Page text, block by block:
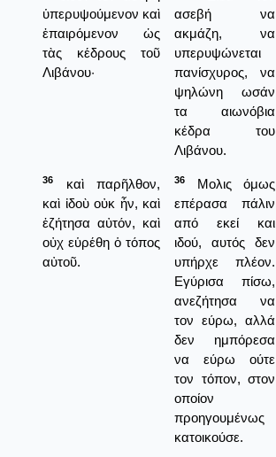
ὑπερυψούμενον καὶ
ἐπαιρόμενον ὡς
τὰς κέδρους τοῦ
Λιβάνου·
ασεβή να
ακμάζη, να
υπερυψώνεται
πανίσχυρος, να
ψηλώνη ωσάν
τα αιωνόβια
κέδρα του
Λιβάνου.
36
καὶ παρῆλθον,
καὶ ἰδοὺ οὐκ ἦν, καὶ
ἐζήτησα αὐτόν, καὶ
οὐχ εὑρέθη ὁ τόπος
αὐτοῦ.
36
Μολις όμως
επέρασα πάλιν
από εκεί και
ιδού, αυτός δεν
υπήρχε πλέον.
Εγύρισα πίσω,
ανεζήτησα να
τον εύρω, αλλά
δεν ημπόρεσα
να εύρω ούτε
τον τόπον, στον
οποίον
προηγουμένως
κατοικούσε.